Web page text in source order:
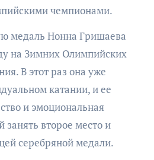
чемпионами.
медаль Нонна Гришаева
на Зимних Олимпийских
В этот раз она уже
катании, и ее
и эмоциональная
занять второе место и
серебряной медали.